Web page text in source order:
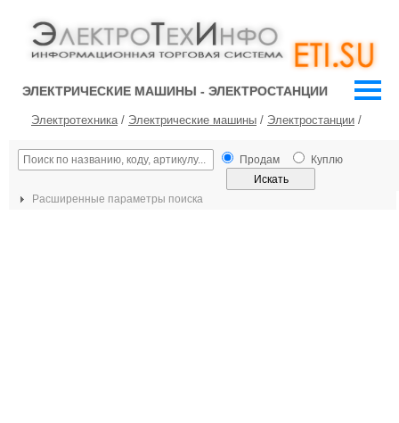
ЭЛЕКТРИЧЕСКИЕ МАШИНЫ - ЭЛЕКТРОСТАНЦИИ
Электротехника/ Электрические машины / Электростанции /
Продам Куплю
Расширенные параметры поиска